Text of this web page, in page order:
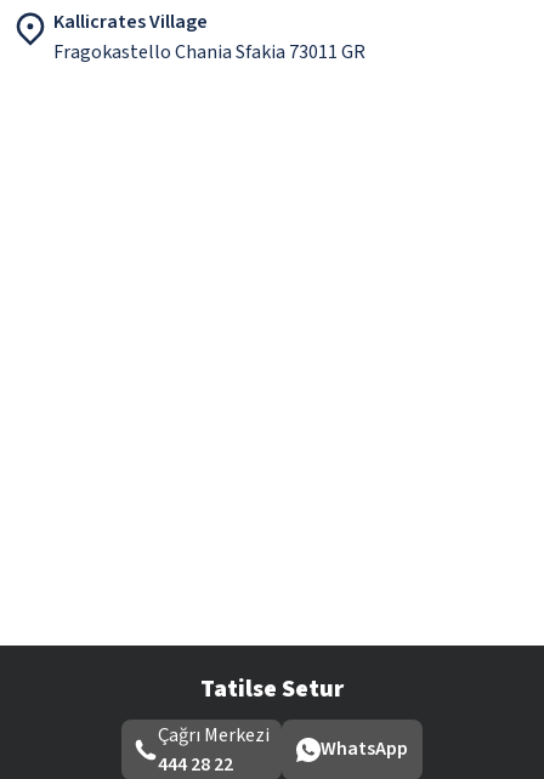
Kallicrates Village
Fragokastello Chania Sfakia 73011 GR
Tatilse Setur
Çağrı Merkezi
444 28 22
WhatsApp